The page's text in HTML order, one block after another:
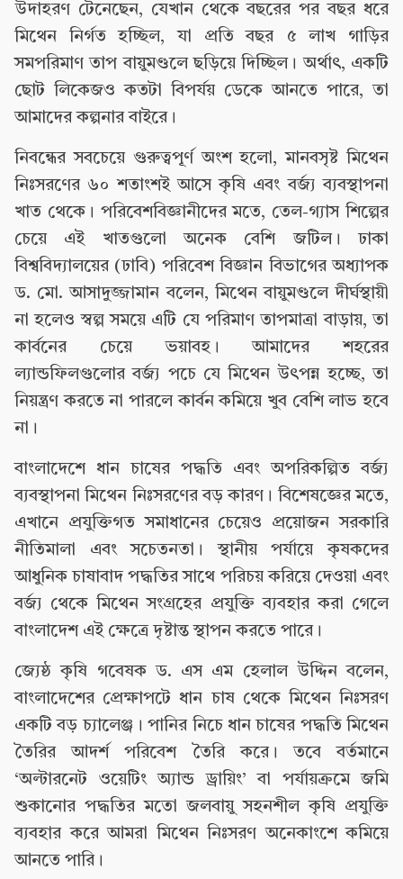
উদাহরণ টেনেছেন, যেখান থেকে বছরের পর বছর ধরে
মিথেন নির্গত হচ্ছিল, যা প্রতি বছর ৫ লাখ গাড়ির
সমপরিমাণ তাপ বায়ুমণ্ডলে ছড়িয়ে দিচ্ছিল। অর্থাৎ, একটি
ছোট লিকেজও কতটা বিপর্যয় ডেকে আনতে পারে, তা
আমাদের কল্পনার বাইরে।
নিবন্ধের সবচেয়ে গুরুত্বপূর্ণ অংশ হলো, মানবসৃষ্ট মিথেন
নিঃসরণের ৬০ শতাংশই আসে কৃষি এবং বর্জ্য ব্যবস্থাপনা
খাত থেকে। পরিবেশবিজ্ঞানীদের মতে, তেল-গ্যাস শিল্পের
চেয়ে এই খাতগুলো অনেক বেশি জটিল। ঢাকা
বিশ্ববিদ্যালয়ের (ঢাবি) পরিবেশ বিজ্ঞান বিভাগের অধ্যাপক
ড. মো. আসাদুজ্জামান বলেন, মিথেন বায়ুমণ্ডলে দীর্ঘস্থায়ী
না হলেও স্বল্প সময়ে এটি যে পরিমাণ তাপমাত্রা বাড়ায়, তা
কার্বনের চেয়ে ভয়াবহ। আমাদের শহরের
ল্যান্ডফিলগুলোর বর্জ্য পচে যে মিথেন উৎপন্ন হচ্ছে, তা
নিয়ন্ত্রণ করতে না পারলে কার্বন কমিয়ে খুব বেশি লাভ হবে
না।
বাংলাদেশে ধান চাষের পদ্ধতি এবং অপরিকল্পিত বর্জ্য
ব্যবস্থাপনা মিথেন নিঃসরণের বড় কারণ। বিশেষজ্ঞের মতে,
এখানে প্রযুক্তিগত সমাধানের চেয়েও প্রয়োজন সরকারি
নীতিমালা এবং সচেতনতা। স্থানীয় পর্যায়ে কৃষকদের
আধুনিক চাষাবাদ পদ্ধতির সাথে পরিচয় করিয়ে দেওয়া এবং
বর্জ্য থেকে মিথেন সংগ্রহের প্রযুক্তি ব্যবহার করা গেলে
বাংলাদেশ এই ক্ষেত্রে দৃষ্টান্ত স্থাপন করতে পারে।
জ্যেষ্ঠ কৃষি গবেষক ড. এস এম হেলাল উদ্দিন বলেন,
বাংলাদেশের প্রেক্ষাপটে ধান চাষ থেকে মিথেন নিঃসরণ
একটি বড় চ্যালেঞ্জ। পানির নিচে ধান চাষের পদ্ধতি মিথেন
তৈরির আদর্শ পরিবেশ তৈরি করে। তবে বর্তমানে
‘অল্টারনেট ওয়েটিং অ্যান্ড ড্রায়িং’ বা পর্যায়ক্রমে জমি
শুকানোর পদ্ধতির মতো জলবায়ু সহনশীল কৃষি প্রযুক্তি
ব্যবহার করে আমরা মিথেন নিঃসরণ অনেকাংশে কমিয়ে
আনতে পারি।